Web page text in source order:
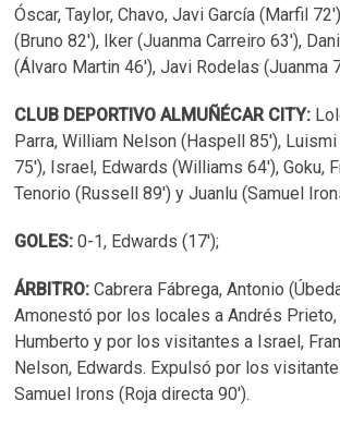
Óscar, Taylor, Chavo, Javi García (Marfil
(Bruno 82'), Iker (Juanma Carreiro 63'),
(Álvaro Martin 46'), Javi Rodelas (Juanma
CLUB DEPORTIVO ALMUÑÉCAR CITY:
Parra, William Nelson (Haspell 85'), Luismi
75'), Israel, Edwards (Williams 64'), Goku,
Tenorio (Russell 89') y Juanlu (Samuel
GOLES:0-1, Edwards (17');
ÁRBITRO:Cabrera Fábrega, Antonio
Amonestó por los locales a Andrés Prieto,
Humberto y por los visitantes a Israel,
Nelson, Edwards. Expulsó por los
Samuel Irons (Roja directa 90').